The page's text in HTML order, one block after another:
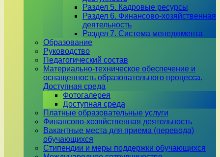
Раздел 5. Кадровые ресурсы
Раздел 6. Финансово-хозяйственная
деятельность
Раздел 7. Система менеджмента
Образование
Руководство
Педагогический состав
Материально-техническое обеспечение и
оснащенность образовательного процесса.
Доступная среда
Фотогалерея
Доступная среда
Платные образовательные услуги
Финансово-хозяйственная деятельность
Вакантные места для приема (перевода)
обучающихся
Стипендии и меры поддержки обучающихся